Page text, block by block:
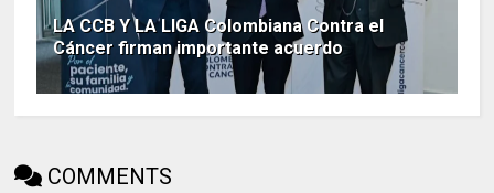
LA CCB Y LA LIGA Colombiana Contra el
Cáncer firman importante acuerdo
COMMENTS